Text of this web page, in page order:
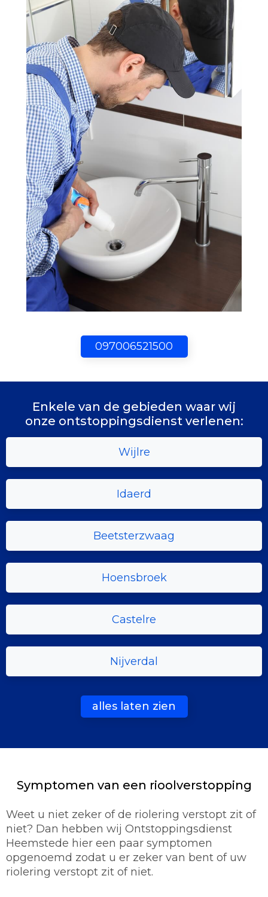
097006521500
Enkele van de gebieden waar wij
onze ontstoppingsdienst verlenen:
Wijlre
Idaerd
Beetsterzwaag
Hoensbroek
Castelre
Nijverdal
alles laten zien
Symptomen van een rioolverstopping
Weet u niet zeker of de riolering verstopt zit of
niet? Dan hebben wij Ontstoppingsdienst
Heemstede hier een paar symptomen
opgenoemd zodat u er zeker van bent of uw
riolering verstopt zit of niet.